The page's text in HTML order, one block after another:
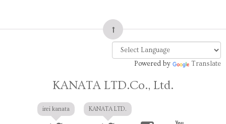
Powered by Translate
KANATA LTD.Co., Ltd.
irei kanata KANATA LTD.